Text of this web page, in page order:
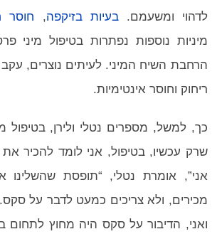
לדהוי ומשעמם.בעיות בזיקפה, חוסר
מיניות נוספות נפתרות בטיפול מיני
הרחבת השיח המיני. לעיתים נוצרים,
ריחוק וחוסר אינטימיות.
כך, למשל, מספרים נטלי ולירן, בטיפול
שרק עכשיו, בטיפול, אני לומד להכיר
אני”, אומרת נטלי, “תופסת שהשלינו
מכירים, ולא צריכים כמעט לדבר על
ואני, הדיבור על סקס היה מחוץ לתחום